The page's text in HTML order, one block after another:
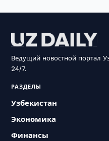
Ведущий новостной портал
24/7.
РАЗДЕЛЫ
Узбекистан
Экономика
Финансы